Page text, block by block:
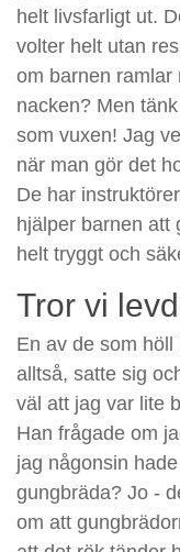
helt livsfarligt ut.
volter helt utan
om barnen ramlar
nacken? Men
som vuxen! Jag
när man gör det
De har
hjälper barnen att
helt tryggt och
Tror vi
En av de som
alltså, satte sig
väl att jag var lite
Han frågade om
jag någonsin
gungbräda? Jo -
om att